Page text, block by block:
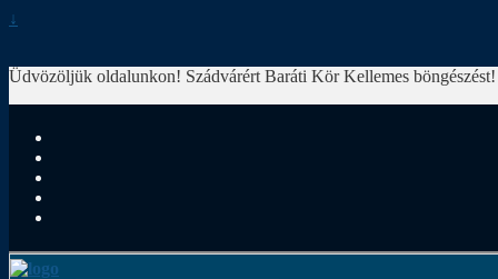
↓
Üdvözöljük oldalunkon! Szádvárért Baráti Kör Kellemes